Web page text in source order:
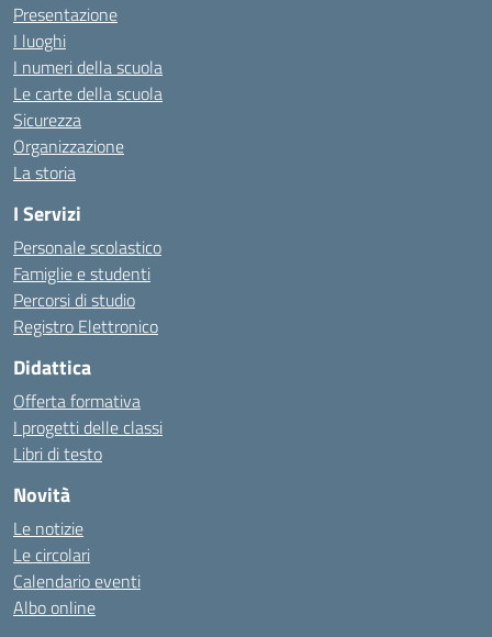
Presentazione
I luoghi
I numeri della scuola
Le carte della scuola
Sicurezza
Organizzazione
La storia
I Servizi
Personale scolastico
Famiglie e studenti
Percorsi di studio
Registro Elettronico
Didattica
Offerta formativa
I progetti delle classi
Libri di testo
Novità
Le notizie
Le circolari
Calendario eventi
Albo online